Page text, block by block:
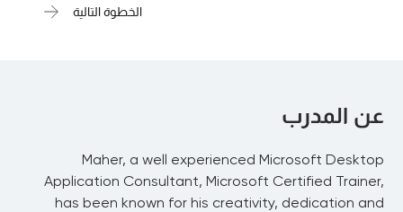
الخطوة التالية
عن المدرب
Maher, a well experienced Microsoft Desktop
Application Consultant, Microsoft Certified Trainer,
has been known for his creativity, dedication and